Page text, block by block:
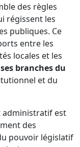
des règles
régissent les
publiques. Ce
entre les
locales et les
branches du
et du
administratif est
des
pouvoir législatif